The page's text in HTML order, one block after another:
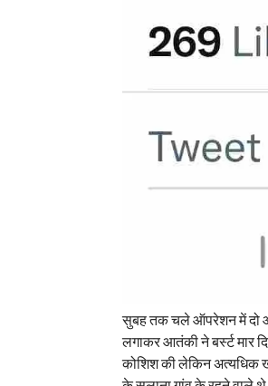
सुबह तक चले ऑपरेशन में दो
लगाकर आतंकी ने बर्स्ट मार
कोशिश की लेकिन अत्यधिक